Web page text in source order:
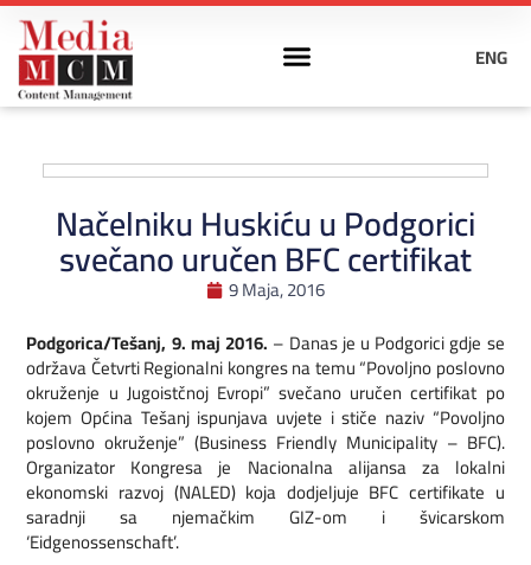
ENG
Načelniku Huskiću u Podgorici
svečano uručen BFC certifikat
9 Maja, 2016
Podgorica/Tešanj, 9. maj 2016. – Danas je u Podgorici gdje se
održava Četvrti Regionalni kongres na temu “Povoljno poslovno
okruženje u Jugoistčnoj Evropi” svečano uručen certifikat po
kojem Općina Tešanj ispunjava uvjete i stiče naziv “Povoljno
poslovno okruženje” (Business Friendly Municipality – BFC).
Organizator Kongresa je Nacionalna alijansa za lokalni
ekonomski razvoj (NALED) koja dodjeljuje BFC certifikate u
saradnji sa njemačkim GIZ-om i švicarskom
‘Eidgenossenschaft’.